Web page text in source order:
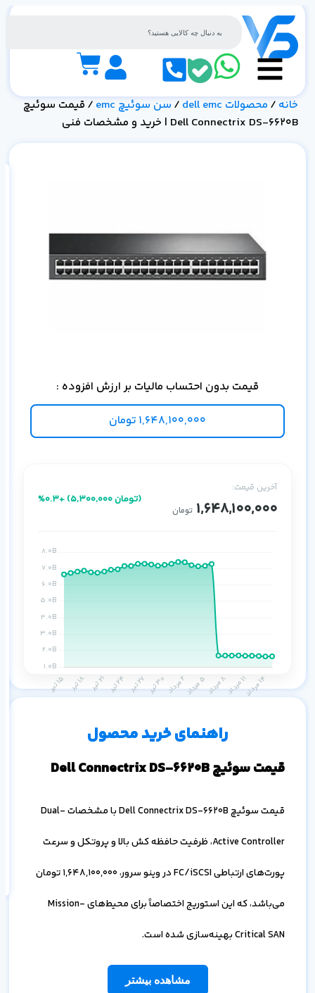
خانه / محصولات dell emc / سن سوئیچ emc
/ قیمت سوئیچ
Dell Connectrix DS-6620B | خرید و مشخصات فنی
قیمت بدون احتساب مالیات بر ارزش افزوده :
1,648,100,000 تومان
آخرین قیمت:
1,648,100,000 تومان
%0.3+ (5,300,000 تومان)
راهنمای خرید محصول
قیمت سوئیچ Dell Connectrix DS-6620B
قیمت سوئیچ Dell Connectrix DS-6620B با مشخصات Dual-
Active Controller، ظرفیت حافظه کش بالا و پروتکل و سرعت
پورت‌های ارتباطی FC/iSCSI در وینو سرور،
1,648,100,000تومان
می‌باشد، که این استوریج اختصاصاً برای محیط‌های Mission-
Critical SAN بهینه‌سازی شده است.
مشاهده بیشتر